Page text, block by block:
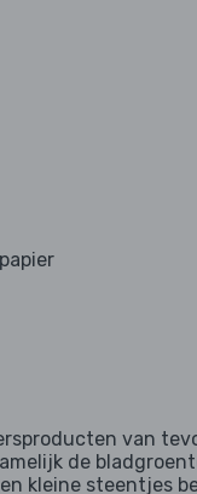
van
de
kleine steentjes